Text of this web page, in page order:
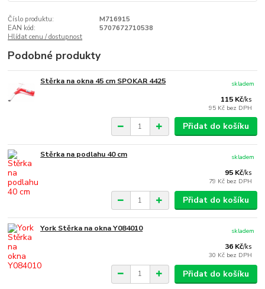
Číslo produktu:
M716915
EAN kód:
5707672710538
Hlídat cenu / dostupnost
Podobné produkty
Stěrka na okna 45 cm SPOKAR 4425
115 Kč/ks
95 Kč bez DPH
skladem
Přidat do košíku
Stěrka na podlahu 40 cm
95 Kč/ks
79 Kč bez DPH
skladem
Přidat do košíku
York Stěrka na okna Y084010
36 Kč/ks
30 Kč bez DPH
skladem
Přidat do košíku